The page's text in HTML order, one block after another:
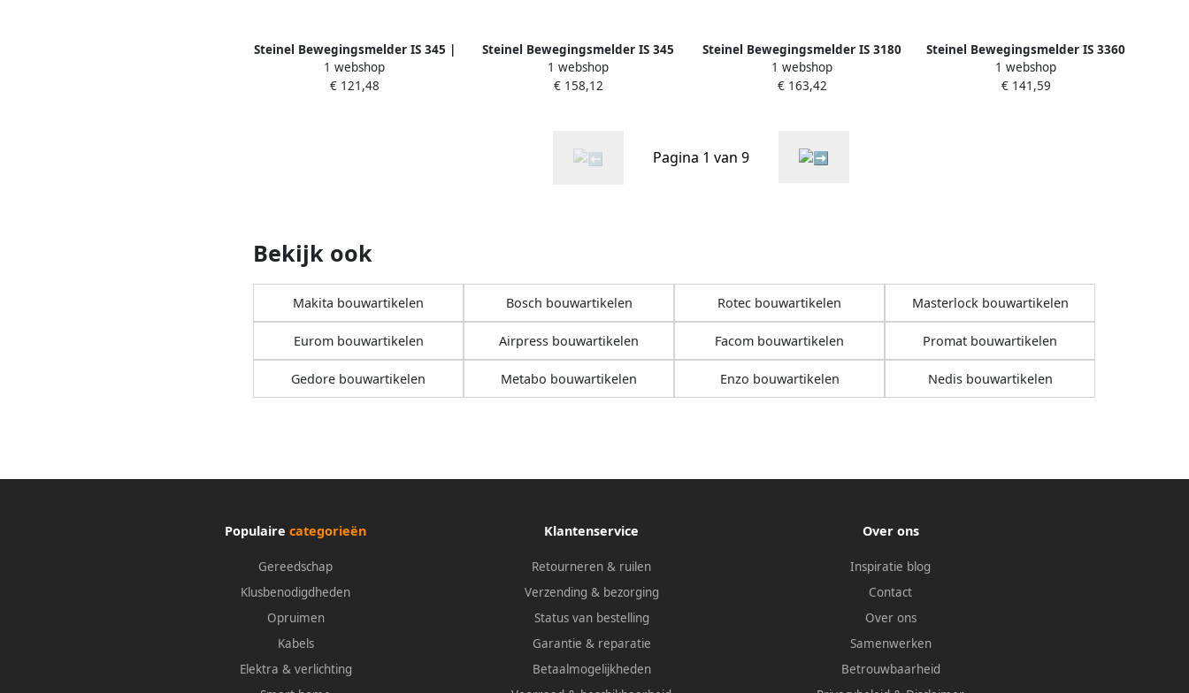
Steinel Bewegingsmelder IS 345 |
COM1 opbouw 10485
1 webshop
€ 121,48
Steinel Bewegingsmelder IS 345
rond | DALI inbouw 33873
1 webshop
€ 158,12
Steinel Bewegingsmelder IS 3180
| COM1 9113
1 webshop
€ 163,42
Steinel Bewegingsmelder IS 3360
MX Highbay | COM1 opbouw
33569
1 webshop
€ 141,59
Pagina 1 van 9
Bekijk ook
Makita bouwartikelen Bosch bouwartikelen Rotec bouwartikelen Masterlock bouwartikelen
Eurom bouwartikelen Airpress bouwartikelen Facom bouwartikelen Promat bouwartikelen
Gedore bouwartikelen Metabo bouwartikelen Enzo bouwartikelen Nedis bouwartikelen
Populaire categorieën
Gereedschap
Klusbenodigdheden
Opruimen
Kabels
Elektra & verlichting
Klantenservice
Retourneren & ruilen
Verzending & bezorging
Status van bestelling
Garantie & reparatie
Betaalmogelijkheden
Over ons
Inspiratie blog
Contact
Over ons
Samenwerken
Betrouwbaarheid